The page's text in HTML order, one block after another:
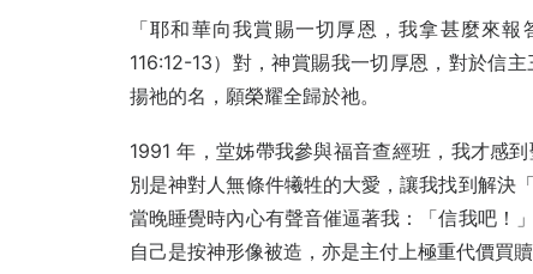
「耶和華向我賞賜一切厚恩，我拿甚麼來
116:12-13）對，神賞賜我一切厚恩，對於信
揚祂的名，願榮耀全歸於祂。
1991 年，堂姊帶我參與福音查經班，我才感
別是神對人無條件犧牲的大愛，讓我找到解決
當晚睡覺時內心有聲音催逼著我：「信我吧！
自己是按神形像被造，亦是主付上極重代價買贖